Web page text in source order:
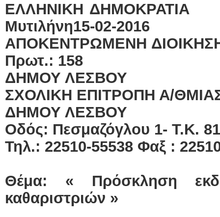
ΕΛΛΗΝΙΚΗ
Μυτιλήνη15-02-2016
ΑΠΟΚΕΝΤΡΩΜΕΝΗ
Πρωτ.: 158
ΔΗΜΟΥ ΛΕΣΒΟΥ
ΣΧΟΛΙΚΗ ΕΠΙΤΡΟΠΗ Α/
ΔΗΜΟΥ
Οδός:
Τηλ.: 22510-55538 Φαξ :
Θέμα: « Πρόσκληση
καθαριστριών »